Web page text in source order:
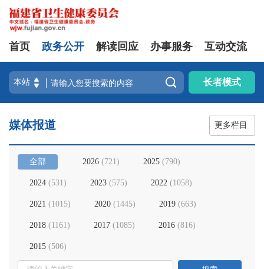
首页 政务公开 解读回应 办事服务 互动交流
 长者模式
媒体报道 更多栏目
全部 2026 (721) 2025 (790)
2024 (531) 2023 (575) 2022 (1058)
2021 (1015) 2020 (1445) 2019 (663)
2018 (1161) 2017 (1085) 2016 (816)
2015 (506)